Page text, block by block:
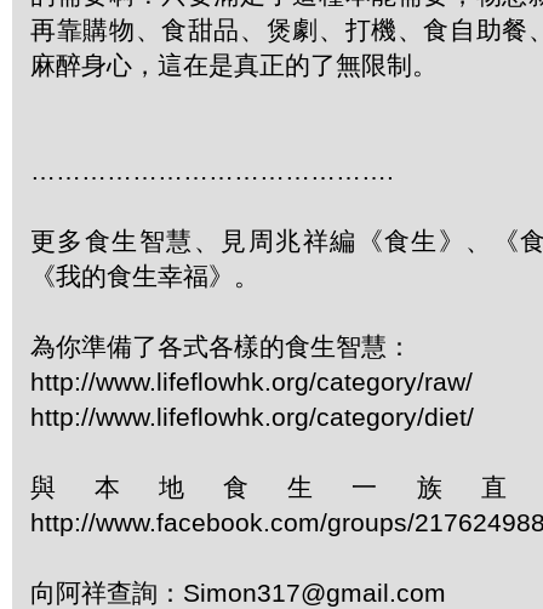
再靠購物、食甜品、煲劇、打機、食自助餐
麻醉身心，這在是真正的了無限制。
…………………………………….
更多食生智慧、見周兆祥編《食生》、《
《我的食生幸福》。
為你準備了各式各樣的食生智慧：
http://www.lifeflowhk.org/category/raw/
http://www.lifeflowhk.org/category/diet/
與本地食生一族直
http://www.facebook.com/groups/
向阿祥查詢：Simon317@gmail.com